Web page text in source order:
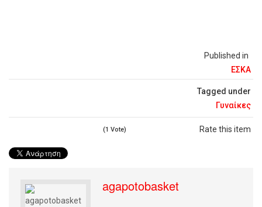
Published in
ΕΣΚΑ
Tagged under
Γυναίκες
Rate this item
(1 Vote)
agapotobasket